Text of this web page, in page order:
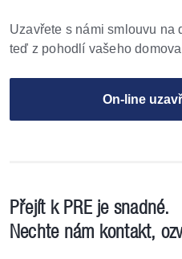
Uzavřete s námi smlouvu
teď z pohodlí vašeho
On-line
Přejít k PRE je snadné.
Nechte nám kontakt,